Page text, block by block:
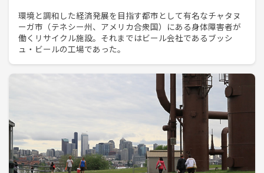
環境と調和した経済発展を目指す都市として有名なチャタヌ
ーガ市（テネシー州、アメリカ合衆国）にある身体障害者が
働くリサイクル施設。それまではビール会社であるブッシ
ュ・ビールの工場であった。